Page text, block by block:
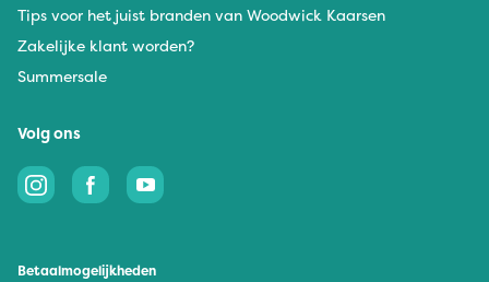
Tips voor het juist branden van Woodwick Kaarsen
Zakelijke klant worden?
Summersale
Volg ons
Betaalmogelijkheden